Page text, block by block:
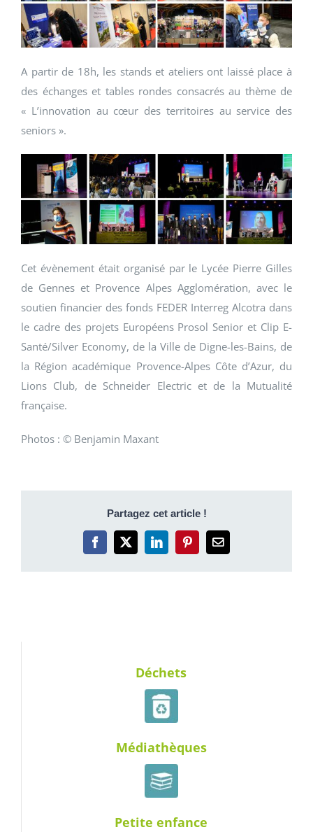
A partir de 18h, les stands et ateliers ont laissé place à
des échanges et tables rondes consacrés au thème de
« L’innovation au cœur des territoires au service des
seniors ».
Cet évènement était organisé par le Lycée Pierre Gilles
de Gennes et Provence Alpes Agglomération, avec le
soutien financier des fonds FEDER Interreg Alcotra dans
le cadre des projets Européens Prosol Senior et Clip E-
Santé/Silver Economy, de la Ville de Digne-les-Bains, de
la Région académique Provence-Alpes Côte d’Azur, du
Lions Club, de Schneider Electric et de la Mutualité
française.
Photos : © Benjamin Maxant
Partagez cet article !
Facebook
X LinkedInPinterestEmail
Déchets
Médiathèques
Petite enfance